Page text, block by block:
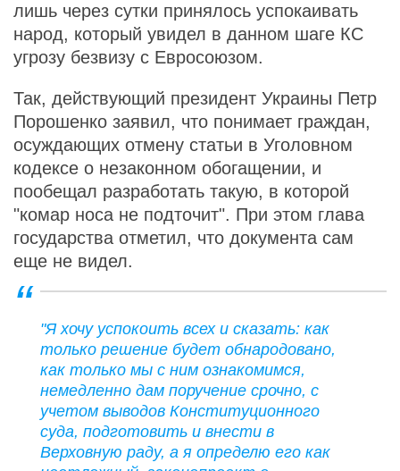
лишь через сутки принялось успокаивать
народ, который увидел в данном шаге КС
угрозу безвизу с Евросоюзом.
Так, действующий президент Украины Петр
Порошенко заявил, что понимает граждан,
осуждающих отмену статьи в Уголовном
кодексе о незаконном обогащении, и
пообещал разработать такую, в которой
"комар носа не подточит". При этом глава
государства отметил, что документа сам
еще не видел.
"Я хочу успокоить всех и сказать: как
только решение будет обнародовано,
как только мы с ним ознакомимся,
немедленно дам поручение срочно, с
учетом выводов Конституционного
суда, подготовить и внести в
Верховную раду, а я определю его как